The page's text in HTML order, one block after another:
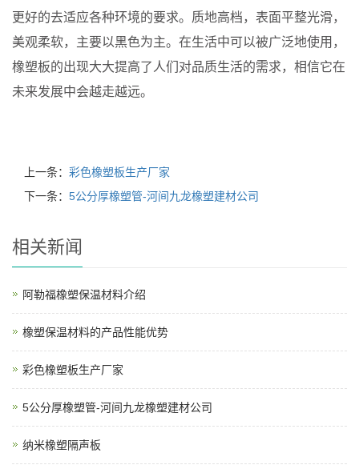
更好的去适应各种环境的要求。质地高档，表面平整光滑，
美观柔软，主要以黑色为主。在生活中可以被广泛地使用，
橡塑板的出现大大提高了人们对品质生活的需求，相信它在
未来发展中会越走越远。
上一条： 彩色橡塑板生产厂家
下一条： 5公分厚橡塑管-河间九龙橡塑建材公司
相关新闻
阿勒福橡塑保温材料介绍
橡塑保温材料的产品性能优势
彩色橡塑板生产厂家
5公分厚橡塑管-河间九龙橡塑建材公司
纳米橡塑隔声板